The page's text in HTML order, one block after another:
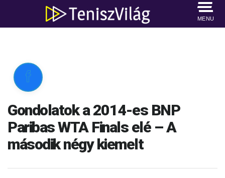
MENU

Gondolatok a 2014-es BNP
Paribas WTA Finals elé – A
második négy kiemelt